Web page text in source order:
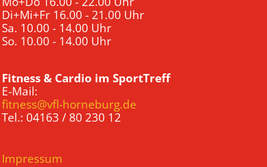
Di+Mi+Fr 16.00 - 21.00 Uhr
Sa. 10.00 - 14.00 Uhr
So. 10.00 - 14.00 Uhr
Fitness & Cardio im SportTreff
E-Mail:
fitness@vfl-horneburg.de
Tel.: 04163 / 80 230 12
Impressum